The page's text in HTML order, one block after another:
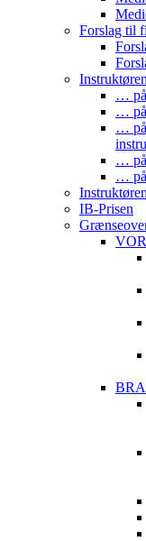
Forslag til
… på
… på
… på
…
… på
IB-Prisen